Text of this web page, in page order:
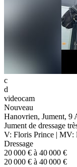
c
d
videocam
Nouveau
Hanovrien, Jument, 9
Jument de dressage
V: Floris Prince |
Dressage
20 000 € à 40 000 €
20 000 € à 40 000 €